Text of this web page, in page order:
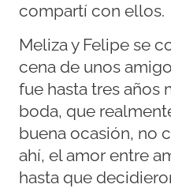
compartí con ellos.
Meliza y Felipe se
cena de unos
fue hasta tres años
boda, que
buena ocasión, no
ahí, el amor entre
hasta que